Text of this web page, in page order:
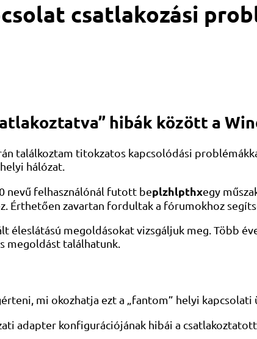
csatlakozási
hibák között a
találkoztam titokzatos kapcsolódási
hálózat.
nevű felhasználónál futott beplzhlpthxegy
Érthetően zavartan fordultak a fórumokhoz
éleslátású megoldásokat vizsgáljuk meg. Több
megoldást találhatunk.
mi okozhatja ezt a „fantom” helyi
adapter konfigurációjának hibái a